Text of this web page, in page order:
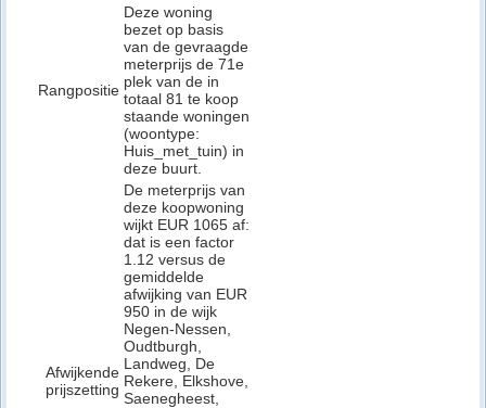
Rangpositie
Deze woning
bezet op basis
van de gevraagde
meterprijs de 71e
plek van de in
totaal 81 te koop
staande woningen
(woontype:
Huis_met_tuin) in
deze buurt.
Afwijkende
prijszetting
De meterprijs van
deze koopwoning
wijkt EUR 1065 af:
dat is een factor
1.12 versus de
gemiddelde
afwijking van EUR
950 in de wijk
Negen-Nessen,
Oudtburgh,
Landweg, De
Rekere, Elkshove,
Saenegheest,